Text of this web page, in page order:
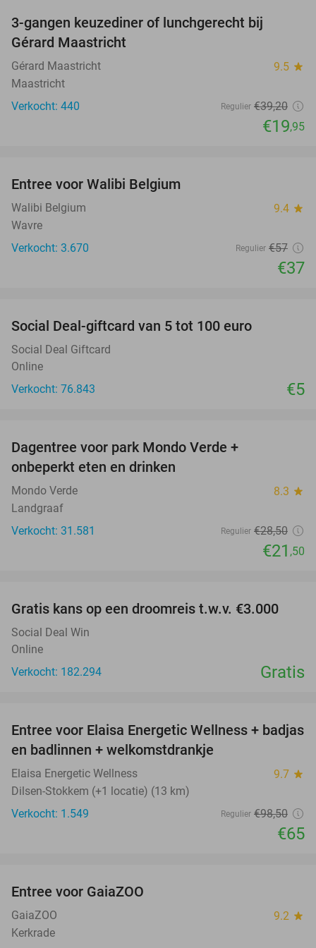
3-gangen keuzediner of lunchgerecht bij
Gérard Maastricht
Gérard Maastricht 9.5 star
Maastricht
Verkocht: 440
Regulier €39,20
€19,95
Entree voor Walibi Belgium
Walibi Belgium 9.4 star
Wavre
Verkocht: 3.670
Regulier €57
€37
Social Deal-giftcard van 5 tot 100 euro
Social Deal Giftcard
Online
Verkocht: 76.843
€5
Dagentree voor park Mondo Verde +
onbeperkt eten en drinken
Mondo Verde 8.3 star
Landgraaf
Verkocht: 31.581
Regulier €28,50
€21 ,50
Gratis kans op een droomreis t.w.v. €3.000
Social Deal Win
Online
Verkocht: 182.294
Gratis
34%
Entree voor Elaisa Energetic Wellness + badjas
en badlinnen + welkomstdrankje
Elaisa Energetic Wellness 9.7 star
Dilsen-Stokkem (+1 locatie) (13 km)
Verkocht: 1.549
Regulier €98,50
€65
Entree voor GaiaZOO
GaiaZOO 9.2 star
Kerkrade